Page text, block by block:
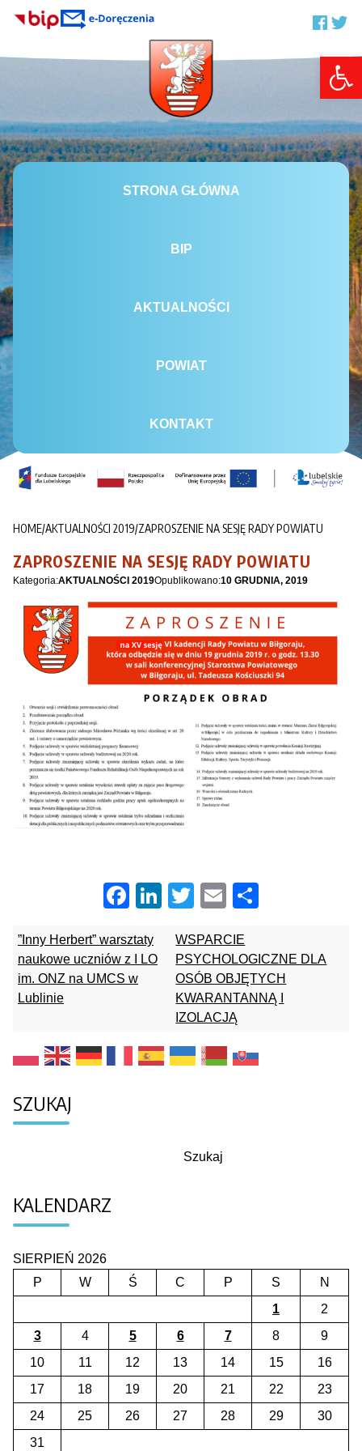
STRONA GŁÓWNA
BIP
AKTUALNOŚCI
POWIAT
KONTAKT
HOME/AKTUALNOŚCI 2019/ZAPROSZENIE NA SESJĘ RADY POWIATU
ZAPROSZENIE NA SESJĘ RADY POWIATU
Kategoria:AKTUALNOŚCI 2019Opublikowano:10 GRUDNIA, 2019
Facebook
LinkedIn
TwitterEmail
”Inny Herbert” warsztaty
naukowe uczniów z I LO
im. ONZ na UMCS w
Lublinie
WSPARCIE
PSYCHOLOGICZNE DLA
OSÓB OBJĘTYCH
KWARANTANNĄ I
IZOLACJĄ
SZUKAJ
Szukaj
KALENDARZ
SIERPIEŃ 2026
P
W Ś C P S
N
1
2
3
4 5 6 7 8
9
10
11 12 13 14 15
16
17
18 19 20 21 22
23
24
25 26 27 28 29
30
31